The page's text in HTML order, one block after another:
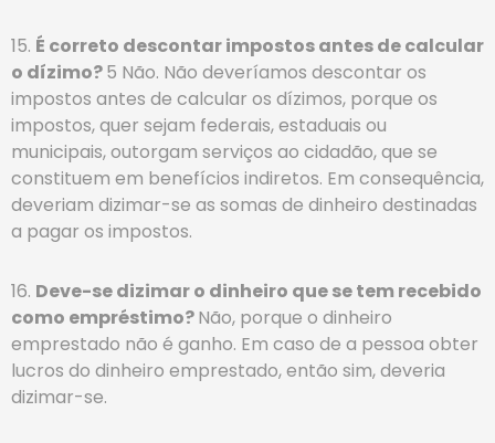
15. É correto descontar impostos antes de calcular
o dízimo?5 Não. Não deveríamos descontar os
impostos antes de calcular os dízimos, porque os
impostos, quer sejam federais, estaduais ou
municipais, outorgam serviços ao cidadão, que se
constituem em benefícios indiretos. Em consequência,
deveriam dizimar-se as somas de dinheiro destinadas
a pagar os impostos.
16. Deve-se dizimar o dinheiro que se tem recebido
como empréstimo?Não, porque o dinheiro
emprestado não é ganho. Em caso de a pessoa obter
lucros do dinheiro emprestado, então sim, deveria
dizimar-se.